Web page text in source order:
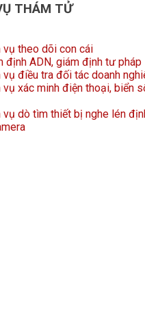
THÁM TỬ
vụ theo dõi con cái
định ADN, giám định tư pháp
vụ điều tra đối tác doanh
vụ xác minh điện thoại, biển
vụ dò tìm thiết bị nghe lén